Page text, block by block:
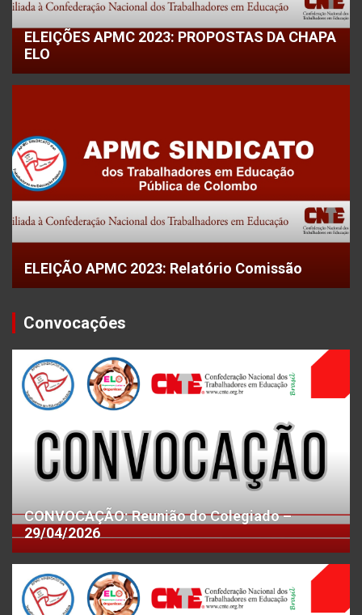
ELEIÇÕES APMC 2023: PROPOSTAS DA CHAPA
ELO
ELEIÇÃO APMC 2023: Relatório Comissão
Convocações
CONVOCAÇÃO: Reunião do Colegiado –
29/04/2026